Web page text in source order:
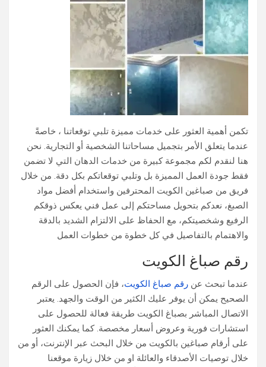
تكمن أهمية العثور على خدمات مميزة تلبي توقعاتنا ، خاصةً
عندما يتعلق الأمر بتجميل مساحاتنا الشخصية أو التجارية. نحن
هنا لنقدم لكم مجموعة كبيرة من خدمات الدهان التي لا تضمن
فقط جودة العمل المميزة بل وتلبي توقعاتكم بكل دقة. من خلال
فريق من صباغين الكويت المحترفين واستخدام أفضل مواد
الصبغ، نعدكم بتحويل مساحتكم إلى عمل فني يعكس ذوقكم
الرفيع وشخصيتكم، مع الحفاظ على الالتزام الشديد بالدقة
والاهتمام بالتفاصيل في كل خطوة من خطوات العمل
رقم صباغ الكويت
عندما تبحث عن رقم صباغ الكويت، فإن الحصول على الرقم
الصحيح يمكن أن يوفر عليك الكثير من الوقت والجهد. يعتبر
الاتصال المباشر بصباغ الكويت طريقة فعالة للحصول على
استشارات فورية وعروض أسعار مخصصة. كما يمكنك العثور
على أرقام صباغين بالكويت من خلال البحث عبر الإنترنت، أو من
خلال توصيات الأصدقاء والعائلة او من خلال زيارة موقعنا